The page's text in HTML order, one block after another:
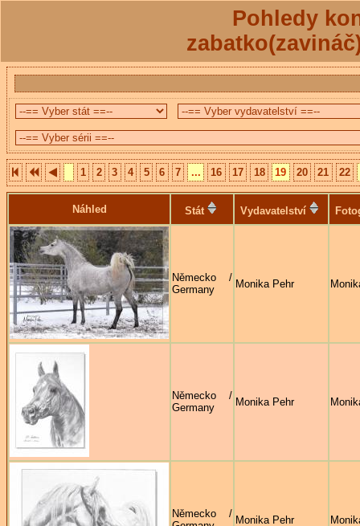
Pohledy
1 2 3 4 5 6 7 ... 16 17 18 19 20 21 22
Náhled Stát Vydavatelství
Německo /
Germany
Monika Pehr
Německo /
Germany
Monika Pehr
Německo /
Monika Pehr